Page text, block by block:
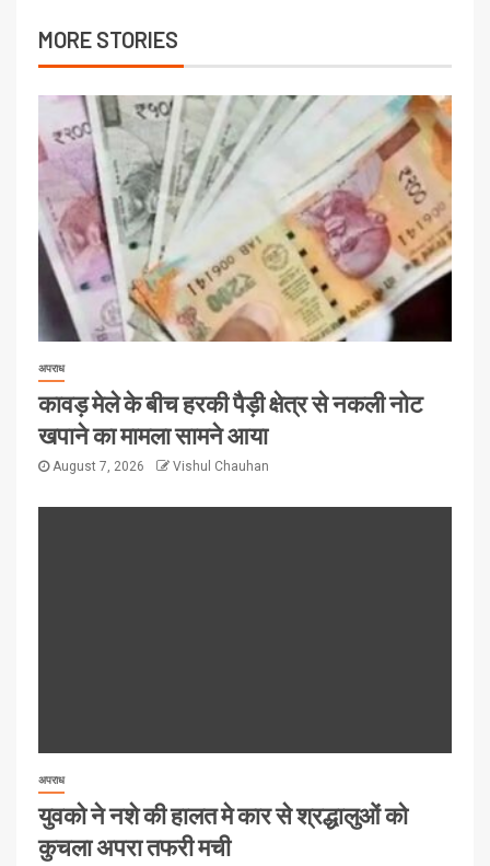
MORE STORIES
अपराध
कावड़ मेले के बीच हरकी पैड़ी क्षेत्र से नकली नोट
खपाने का मामला सामने आया
August 7, 2026 Vishul Chauhan
अपराध
युवको ने नशे की हालत मे कार से श्रद्धालुओं को
कुचला अपरा तफरी मची